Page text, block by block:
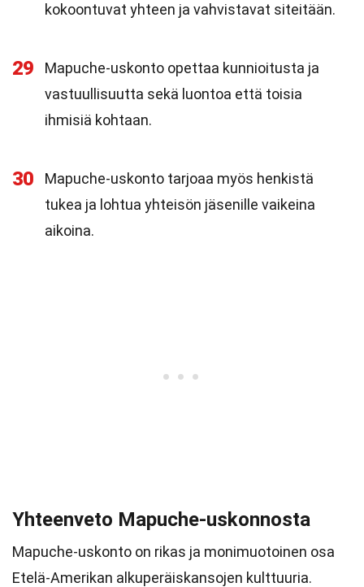
kokoontuvat yhteen ja vahvistavat siteitään.
29
Mapuche-uskonto opettaa kunnioitusta ja
vastuullisuutta sekä luontoa että toisia
ihmisiä kohtaan.
30
Mapuche-uskonto tarjoaa myös henkistä
tukea ja lohtua yhteisön jäsenille vaikeina
aikoina.
Yhteenveto Mapuche-uskonnosta
Mapuche-uskonto on rikas ja monimuotoinen osa
Etelä-Amerikan alkuperäiskansojen kulttuuria.